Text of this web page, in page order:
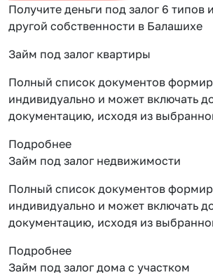
Получите деньги под залог 6 типов
другой собственности в Балашихе
Займ под залог квартиры
Полный список документов
индивидуально и может включать
документацию, исходя из
Подробнее
Займ под залог недвижимости
Полный список документов
индивидуально и может включать
документацию, исходя из
Подробнее
Займ под залог дома с участком